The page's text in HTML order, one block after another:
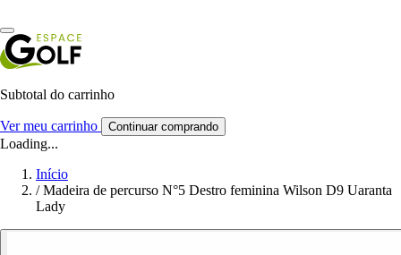
Subtotal do carrinho
Ver meu carrinho Continuar comprando
Loading...
Início
/ Madeira de percurso N°5 Destro feminina Wilson D9 Uaranta
Lady